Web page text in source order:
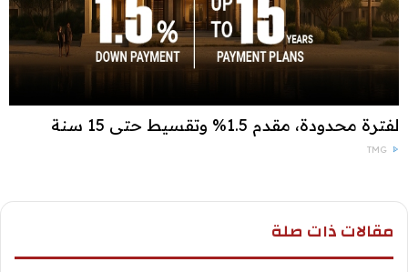
لفترة محدودة، مقدم 1.5% وتقسيط حتى 15 سنة
TMG
مقالات ذات صلة